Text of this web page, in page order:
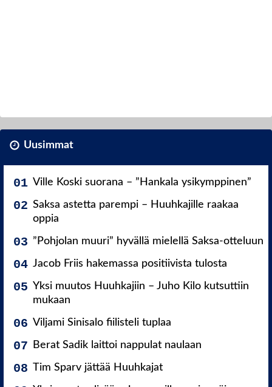
Uusimmat
Ville Koski suorana – ”Hankala ysikymppinen”
Saksa astetta parempi – Huuhkajille raakaa
oppia
”Pohjolan muuri” hyvällä mielellä Saksa-otteluun
Jacob Friis hakemassa positiivista tulosta
Yksi muutos Huuhkajiin – Juho Kilo kutsuttiin
mukaan
Viljami Sinisalo fiilisteli tuplaa
Berat Sadik laittoi nappulat naulaan
Tim Sparv jättää Huuhkajat